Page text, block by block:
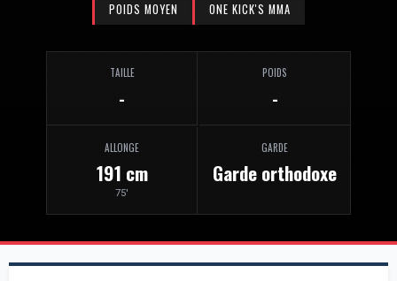
POIDS MOYEN ONE KICK'S MMA
TAILLE
-
POIDS
-
ALLONGE
191 cm
75'
GARDE
Garde orthodoxe